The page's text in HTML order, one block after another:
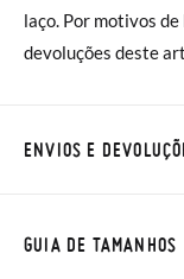
laço. Por motivos
devoluções deste
ENVIOS E
30 € ou com
GUIA DE TAMANHOS